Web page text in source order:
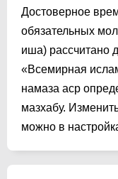
Достоверное
обязательных
иша) рассчитано
«Всемирная
намаза аср
мазхабу.
можно в